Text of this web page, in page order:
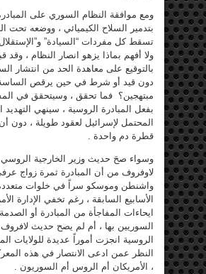
ومع موافقة النظام السوري على
بتدمير السلاح الكيميائي ، ووضعه تحت
تسقط كل مفردات “السيادة” و”الإستقلال”
ولا أفهم بماذا يزهو انصار النظام ، وقد
بالتوقيع على معاهدة الحد من انتشار
دون قيد أو شرط في حين يرقص الساسة
مبتهجين؟ فما تحقق ، وسيتحقق في
بفعل المبادرة الروسية ، سينهي
المحتمل لإسرائيل لعقود طويلة ، دون
قطرة دم واحدة .
وسواء صحَ حديث وزير الخارجية
لاوفروف من أن المبادرة ثمرة زواج
واشنطن وموسكو سراً في خلوات
الأسابيع السابقة ، رغم تخفي الإدارة
ايحاءات المفاجأة من المبادرة أو
السوريين بها ، أم لم يصح حديث لافروف
الروسية انجزت أموراً عديدة للولايات
النظر عمن ادعى الانتصار في هذه
، الأمريكان أم الروس أم السوريون .